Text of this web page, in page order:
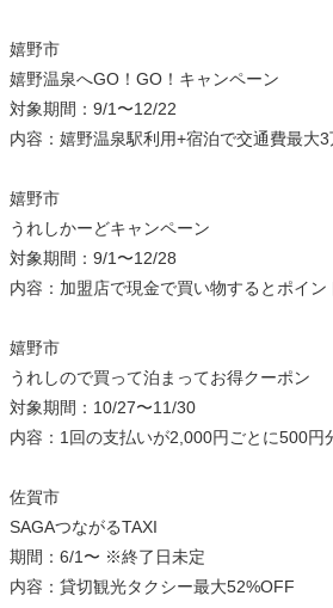
嬉野市
嬉野温泉へGO！GO！キャンペーン
対象期間：9/1〜12/22
内容：嬉野温泉駅利用+宿泊で交通費最大
嬉野市
うれしかーどキャンペーン
対象期間：9/1〜12/28
内容：加盟店で現金で買い物するとポイン
嬉野市
うれしので買って泊まってお得クーポン
対象期間：10/27〜11/30
内容：1回の支払いが2,000円ごとに500円
佐賀市
SAGAつながるTAXI
期間：6/1〜 ※終了日未定
内容：貸切観光タクシー最大52%OFF